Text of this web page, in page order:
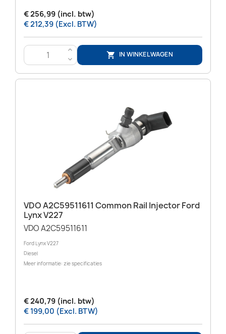
€ 256,99 (incl. btw)
€ 212,39 (Excl. BTW)
>
<
 IN WINKELWAGEN
VDO A2C59511611 Common Rail Injector Ford
Lynx V227
VDO A2C59511611
Ford Lynx V227
Diesel
Meer informatie: zie specificaties
€ 240,79 (incl. btw)
€ 199,00 (Excl. BTW)